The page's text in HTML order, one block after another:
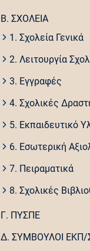
Β. ΣΧΟΛΕΙΑ
1. Σχολεία Γενικά
2. Λειτουργία
3. Εγγραφές
4. Σχολικές
5. Εκπαιδευτικό
6. Εσωτερική
7. Πειραματικά
8. Σχολικές
Γ. ΠΥΣΠΕ
Δ. ΣΥΜΒΟΥΛΟΙ ΕΚΠ/